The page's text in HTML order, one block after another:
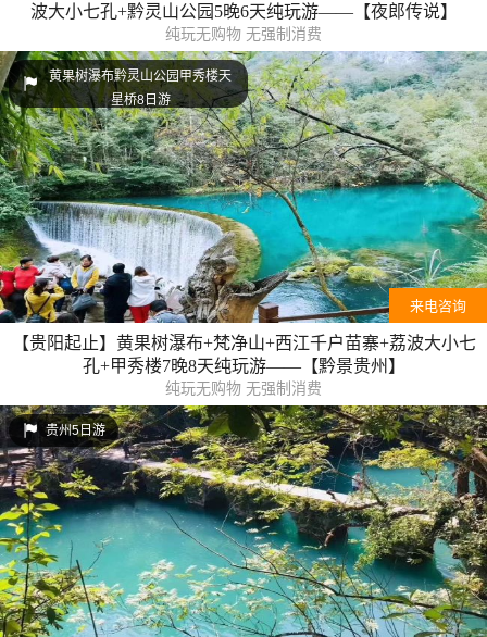
波大小七孔+黔灵山公园5晚6天纯玩游——【夜郎传说】
纯玩无购物 无强制消费
黄果树瀑布黔灵山公园甲秀楼天
星桥8日游
来电咨询
【贵阳起止】黄果树瀑布+梵净山+西江千户苗寨+荔波大小七
孔+甲秀楼7晚8天纯玩游——【黔景贵州】
纯玩无购物 无强制消费
贵州5日游